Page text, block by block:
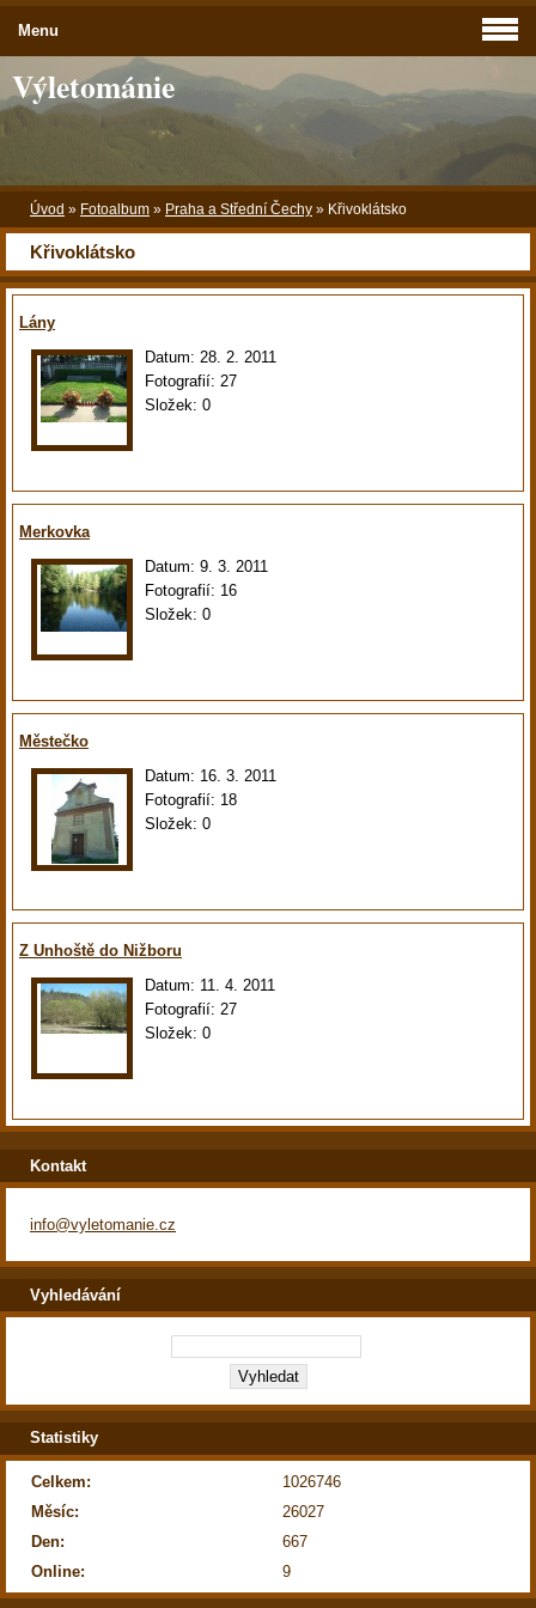
Výletománie
Úvod » Fotoalbum » Praha a Střední Čechy » Křivoklátsko
Křivoklátsko
Lány
Datum: 28. 2. 2011
Fotografií: 27
Složek: 0
Merkovka
Datum: 9. 3. 2011
Fotografií: 16
Složek: 0
Městečko
Datum: 16. 3. 2011
Fotografií: 18
Složek: 0
Z Unhoště do Nižboru
Datum: 11. 4. 2011
Fotografií: 27
Složek: 0
Menu
Kontakt
info@vyletomanie.cz
Vyhledávání
Statistiky
Online: 9
Celkem:
1026746
Měsíc:
26027
Den:
667